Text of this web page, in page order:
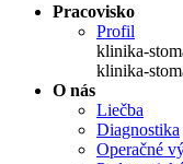
Pracovisko
Profil
klinika-
klinika-
O nás
Liečba
Diagnostika
Operačné